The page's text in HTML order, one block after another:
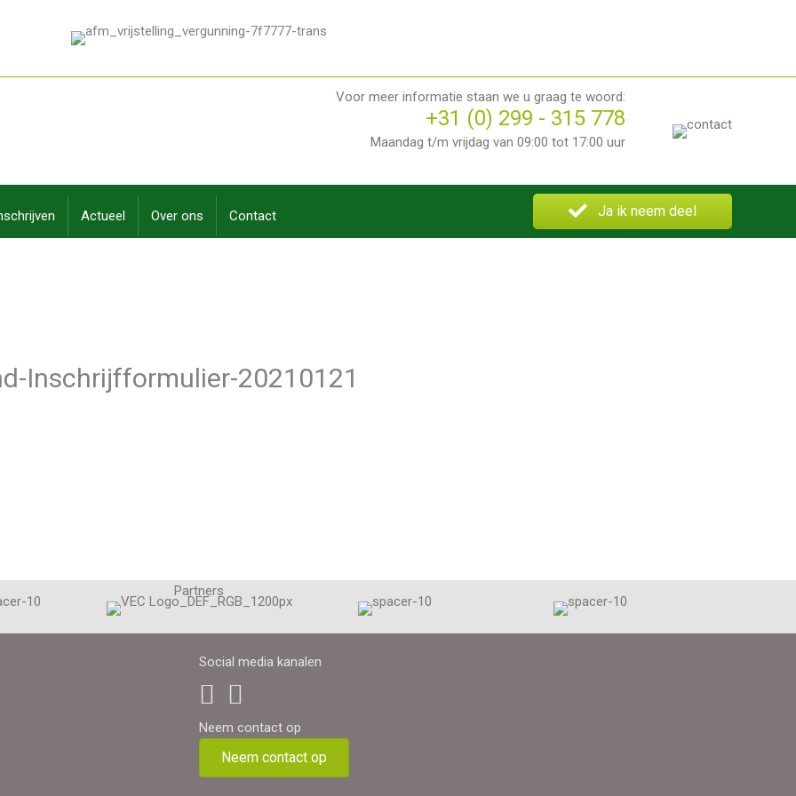
Voor meer informatie staan we u graag te woord:
+31 (0) 299 - 315 778
Maandag t/m vrijdag van 09:00 tot 17:00 uur
Actueel Over ons Contact Ja ik neem deel
Inschrijfformulier-20210121
Partners
Social media kanalen
Neem contact op
Neem contact op